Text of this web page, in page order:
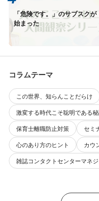
「危険です。」のサブスクが
始まった
コラムテーマ
この世界、知らんことだらけ
激変する時代こそ聡明である
保育士離職防止対策
セミ
心のあり方のヒント
カウ
雑誌コンタクトセンターマネ